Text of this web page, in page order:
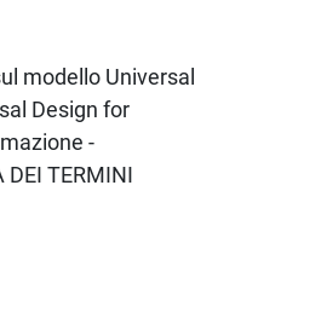
modello Universal
Design for
-
TERMINI